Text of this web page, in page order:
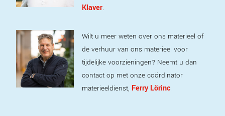
Klaver.
Wilt u meer weten over ons materieel of
de verhuur van ons materieel voor
tijdelijke voorzieningen? Neemt u dan
contact op met onze coördinator
materieeldienst, Ferry Lörinc.